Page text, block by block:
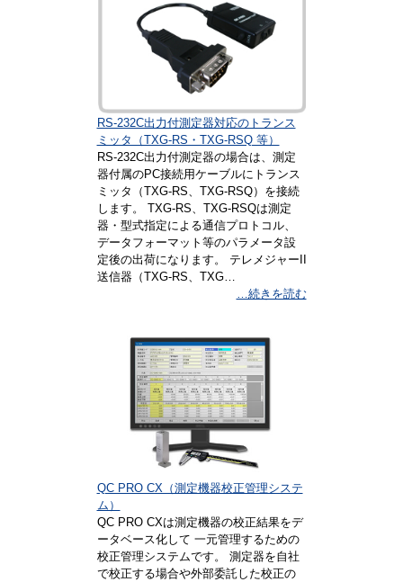
RS-232C出力付測定器対応のトランス
ミッタ（TXG-RS・TXG-RSQ 等）
RS-232C出力付測定器の場合は、測定
器付属のPC接続用ケーブルにトランス
ミッタ（TXG-RS、TXG-RSQ）を接続
します。 TXG-RS、TXG-RSQは測定
器・型式指定による通信プロトコル、
データフォーマット等のパラメータ設
定後の出荷になります。 テレメジャーII
送信器（TXG-RS、TXG…
…続きを読む
QC PRO CX（測定機器校正管理システ
ム）
QC PRO CXは測定機器の校正結果をデ
ータベース化して 一元管理するための
校正管理システムです。 測定器を自社
で校正する場合や外部委託した校正の